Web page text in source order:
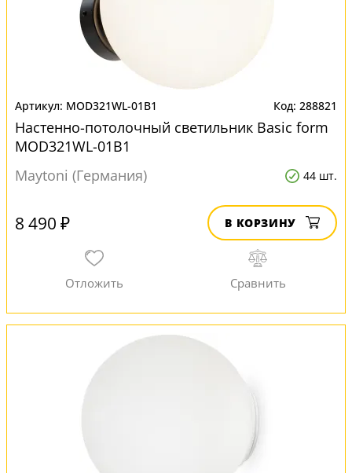
MOD321WL-01B1 288821
Настенно-потолочный светильник Basic form
MOD321WL-01B1
Maytoni (Германия)
44 шт.
8 490 ₽ В КОРЗИНУ